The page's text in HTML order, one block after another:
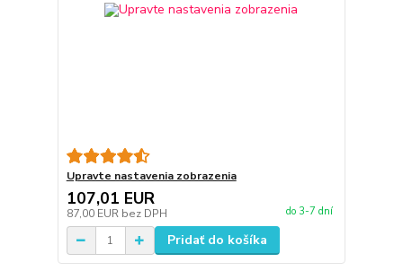
Upravte nastavenia zobrazenia
107,01 EUR
87,00 EUR bez DPH do 3-7 dní
Pridať do košíka